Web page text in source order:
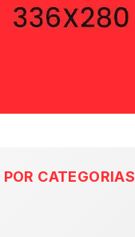
CATEGORIAS